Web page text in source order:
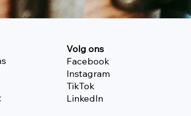
Volg ons
Facebook
Instagram
TikTok
Linkedln